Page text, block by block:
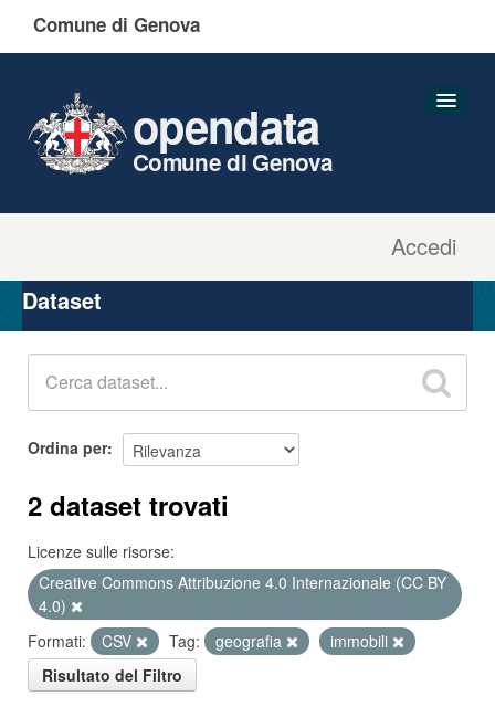
Comune di Genova
Accedi
opendata
Comune di Genova
Organizzazioni
Gruppi
Dataset
Ordina per
2 dataset trovati
Licenze sulle risorse:
Creative Commons Attribuzione 4.0 Internazionale (CC BY
4.0)
Formati:
CSV Tag: geografia
immobili
Risultato del Filtro